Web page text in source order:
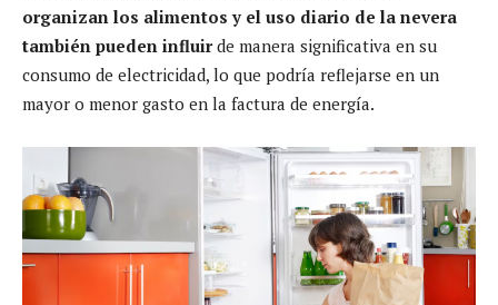
organizan los alimentos y el uso diario de la nevera
también pueden influirde manera significativa en su
consumo de electricidad, lo que podría reflejarse en un
mayor o menor gasto en la factura de energía.